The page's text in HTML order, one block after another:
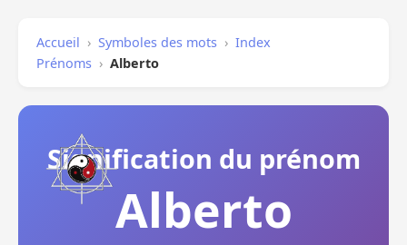
Accueil › Symboles des mots › Index
Prénoms › Alberto
Signification du prénom
Alberto